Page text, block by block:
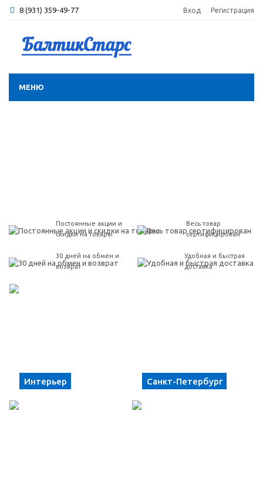
8 (931) 359-49-77 Вход Регистрация
МЕНЮ
Постоянные акции и
скидки на товары
Весь товар
сертифицирован
30 дней на обмен и
возврат
Удобная и быстрая
доставка
Интерьер Санкт-Петербург